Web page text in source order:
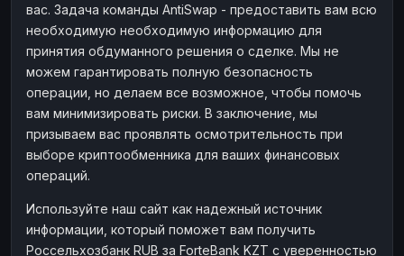
вас. Задача команды AntiSwap - предоставить вам всю
необходимую необходимую информацию для
принятия обдуманного решения о сделке. Мы не
можем гарантировать полную безопасность
операции, но делаем все возможное, чтобы помочь
вам минимизировать риски. В заключение, мы
призываем вас проявлять осмотрительность при
выборе криптообменника для ваших финансовых
операций.
Используйте наш сайт как надежный источник
информации, который поможет вам получить
Россельхозбанк RUB за ForteBank KZT с уверенностью